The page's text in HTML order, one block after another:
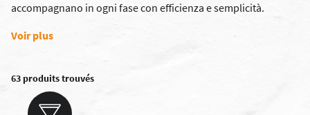
accompagnano in ogni fase con efficienza e semplicità.
Voir plus
63 produits trouvés